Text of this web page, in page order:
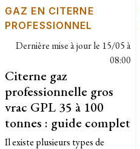
GAZ EN CITERNE
PROFESSIONNEL
Dernière mise à jour le 15/05 à
08:00
Citerne gaz
professionnelle gros
vrac GPL 35 à 100
tonnes : guide complet
Il existe plusieurs types de